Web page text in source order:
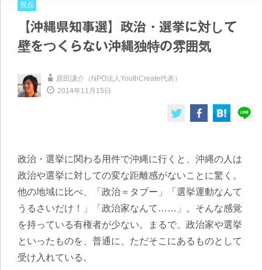
視点
【沖縄県知事選】政治・選挙に対して
壁をつくらない沖縄独特の雰囲気
原田謙介（NPO法人YouthCreate代表）
2014年11月15日
政治・選挙に関わる用件で沖縄に行くと、沖縄の人は
政治や選挙に対しての変な距離感がないことに驚く。
他の地域に比べ、「政治＝タブー」「選挙運動なんて
うるさいだけ！」「政治家なんて……」。そんな感覚
を持っている有権者が少ない。まるで、 政治家や選挙
といったものを、普通に、ただそこにあるものとして
受け入れている 。